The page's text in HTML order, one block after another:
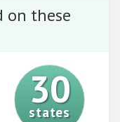
on these
30
states